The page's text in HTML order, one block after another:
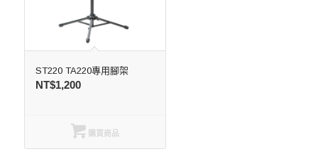
ST220 TA220專用腳架
NT$1,200
購買商品